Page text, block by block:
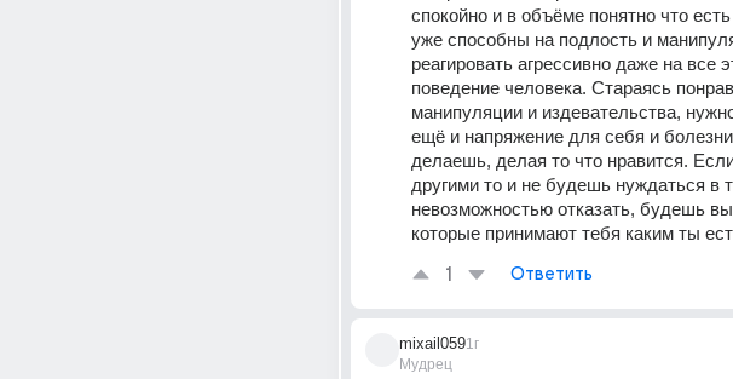
спокойно и в объёме понятно что
уже способны на подлость и
реагировать агрессивно даже на все
поведение человека. Стараясь
манипуляции и издевательства,
ещё и напряжение для себя и
делаешь, делая то что нравится.
другими то и не будешь нуждаться в
невозможностью отказать, будешь
которые принимают тебя каким ты
1 Ответить
mixail059
Мудрец
1г